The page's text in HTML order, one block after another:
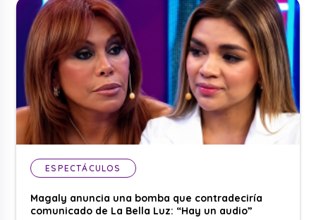
ESPECTÁCULOS
Magaly anuncia una bomba que contradeciría
comunicado de La Bella Luz: “Hay un audio”